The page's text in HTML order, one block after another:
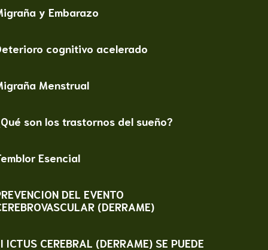
y Embarazo
cognitivo acelerado
Menstrual
son los trastornos del sueño?
Esencial
DEL EVENTO
(DERRAME)
ICTUS CEREBRAL (DERRAME) SE PUEDE